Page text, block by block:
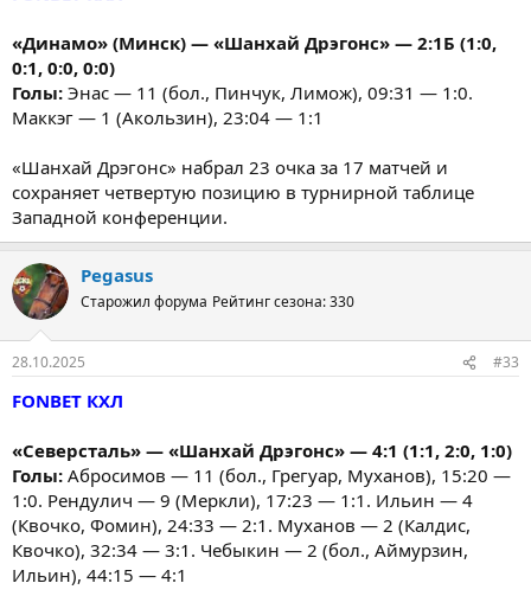
«Динамо» (Минск) — «Шанхай Дрэгонс» — 2:1Б (1:0,
0:1, 0:0, 0:0)
Голы: Энас — 11 (бол., Пинчук, Лимож), 09:31 — 1:0.
Маккэг — 1 (Акользин), 23:04 — 1:1
«Шанхай Дрэгонс» набрал 23 очка за 17 матчей и
сохраняет четвертую позицию в турнирной таблице
Западной конференции.
Pegasus
Старожил форума Рейтинг сезона: 330
28.10.2025 #33
FONBET КХЛ
«Северсталь» — «Шанхай Дрэгонс» — 4:1 (1:1, 2:0, 1:0)
Голы: Абросимов — 11 (бол., Грегуар, Муханов), 15:20 —
1:0. Рендулич — 9 (Меркли), 17:23 — 1:1. Ильин — 4
(Квочко, Фомин), 24:33 — 2:1. Муханов — 2 (Калдис,
Квочко), 32:34 — 3:1. Чебыкин — 2 (бол., Аймурзин,
Ильин), 44:15 — 4:1